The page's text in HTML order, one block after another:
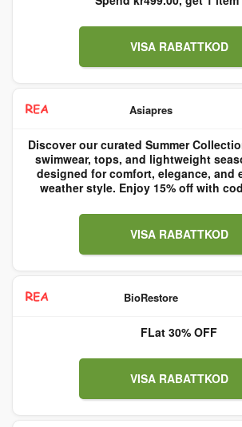
VISA RABATTKOD
Asiapres
Discover our curated Summer
swimwear, tops, and lightweight
designed for comfort, elegance, and
weather style. Enjoy 15% off with
VISA RABATTKOD
BioRestore
FLat 30% OFF
VISA RABATTKOD